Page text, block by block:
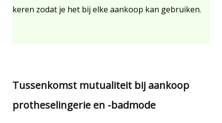
keren zodat je het bij elke aankoop kan gebruiken.
Tussenkomst mutualiteit bij aankoop
protheselingerie en -badmode